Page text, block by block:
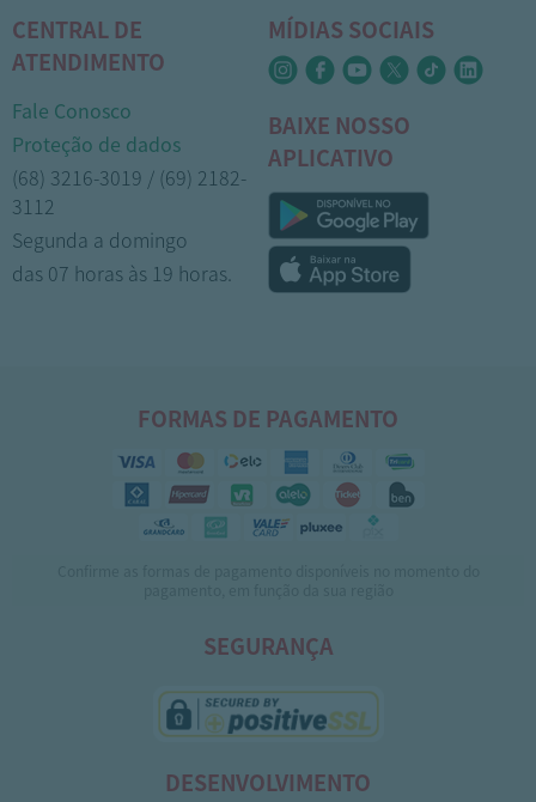
CENTRAL DE
ATENDIMENTO
Fale Conosco
Proteção de dados
(68) 3216-3019 / (69) 2182-
3112
Segunda a domingo
das 07 horas às 19 horas.
MÍDIAS SOCIAIS
BAIXE NOSSO
APLICATIVO
FORMAS DE PAGAMENTO
SEGURANÇA
DESENVOLVIMENTO